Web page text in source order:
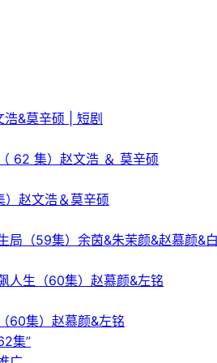
&莫辛硕 | 短剧
62 集）赵文浩 ＆ 莫辛硕
赵文浩＆莫辛硕
局（59集）余茵&朱茉颜&赵慕颜&
人生（60集）赵慕颜&左铭
60集）赵慕颜&左铭
集”